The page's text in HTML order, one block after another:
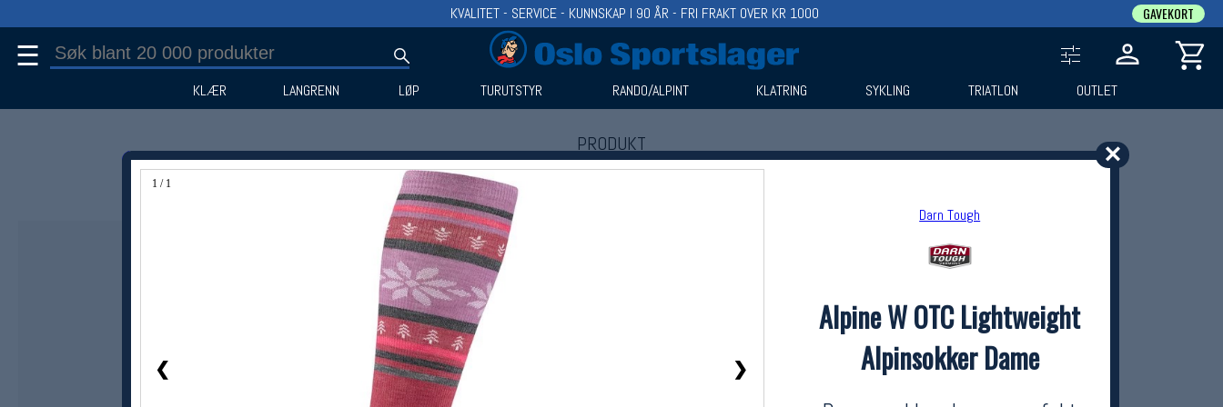
✕
1 / 1
❮ ❯
Darn Tough
Alpine W OTC Lightweight
Alpinsokker Dame
KVALITET - SERVICE - KUNNSKAP I 90 ÅR - FRI FRAKT OVER KR 1000 GAVEKORT
☰
KLÆR LANGRENN LØP TURUTSTYR RANDO/ALPINT KLATRING SYKLING TRIATLON OUTLET
PRODUKT
Produkter (1)